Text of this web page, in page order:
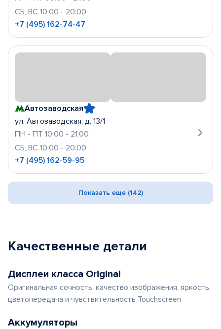
СБ, ВС 10:00 - 20:00
+7 (495) 162-74-47
Автозаводская
ул. Автозаводская, д. 13/1
ПН - ПТ 10:00 - 21:00
СБ, ВС 10:00 - 20:00
+7 (495) 162-59-95
Показать еще (142)
Качественные детали
Дисплеи класса Original
Оригинальная сочность, качество изображения, яркость,
цветопередача и чувствительность Touchscreen
Аккумуляторы